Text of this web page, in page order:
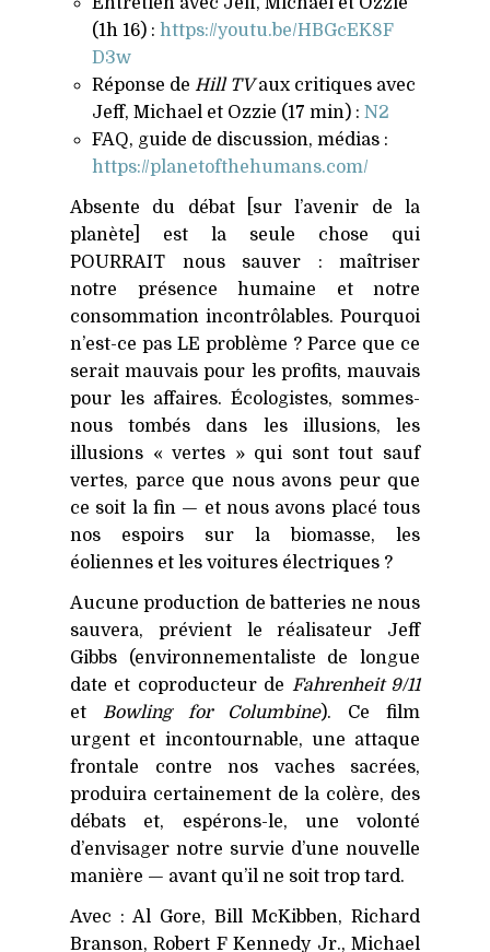
(1h 16) : https://​youtu​.be/​H​B​G​c​E​K​8​F​
D3w
Réponse de Hill TVaux critiques avec
Jeff, Michael et Ozzie (17 min) : N2
FAQ, guide de discussion, médias :
https://​planetofthehumans​.com/
Absente du débat [sur l’avenir de la
planète] est la seule chose qui
POURRAIT nous sauver : maîtriser
notre présence humaine et notre
consommation incontrôlables. Pourquoi
n’est-ce pas LE problème ? Parce que ce
serait mauvais pour les profits, mauvais
pour les affaires. Écologistes, sommes-
nous tombés dans les illusions, les
illusions « vertes » qui sont tout sauf
vertes, parce que nous avons peur que
ce soit la fin — et nous avons placé tous
nos espoirs sur la biomasse, les
éoliennes et les voitures électriques ?
Aucune production de batteries ne nous
sauvera, prévient le réalisateur Jeff
Gibbs (environnementaliste de longue
date et coproducteur de Fahrenheit 9/11
et Bowling for Columbine). Ce film
urgent et incontournable, une attaque
frontale contre nos vaches sacrées,
produira certainement de la colère, des
débats et, espérons-le, une volonté
d’envisager notre survie d’une nouvelle
manière — avant qu’il ne soit trop tard.
Avec : Al Gore, Bill McKibben, Richard
Branson, Robert F Kennedy Jr., Michael